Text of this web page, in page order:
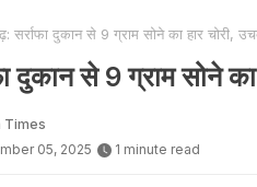
सर्राफा दुकान से 9 ग्राम सोने का हार चोरी,
दुकान से 9 ग्राम सोने
Times
05, 2025
1 minute read